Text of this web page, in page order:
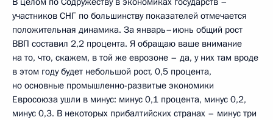
участников СНГ по большинству показателей отмечается
положительная динамика. За январь–июнь общий рост
ВВП составил 2,2 процента. Я обращаю ваше внимание
на то, что, скажем, в той же еврозоне – да, у них там вроде
в этом году будет небольшой рост, 0,5 процента,
но основные промышленно-развитые экономики
Евросоюза ушли в минус: минус 0,1 процента, минус 0,2,
минус 0,3. В некоторых прибалтийских странах – минус три